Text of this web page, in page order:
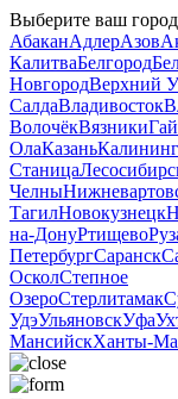
Выберите ваш
АбаканАдлерАзов
КалитваБелгород
НовгородВерхний
СалдаВладивосток
ВолочёкВязникиГай
ОлаКазань
Станица
Челны
ТагилНовокузнецк
на-ДонуРтищево
ПетербургСаранск
ОсколСтепное
ОзероСтерлитамак
УдэУльяновскУфа
Мансийск